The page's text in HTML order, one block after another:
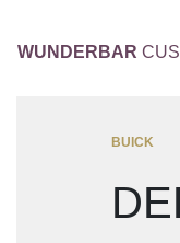
WUNDERBAR
BUICK